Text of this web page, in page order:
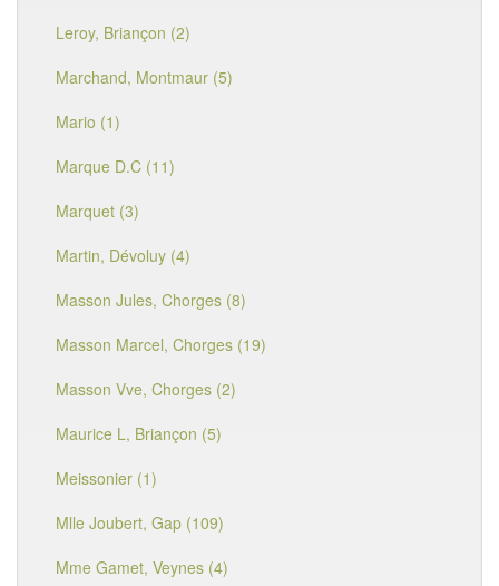
Leroy, Briançon (2)
Marchand, Montmaur (5)
Mario (1)
Marque D.C (11)
Marquet (3)
Martin, Dévoluy (4)
Masson Jules, Chorges (8)
Masson Marcel, Chorges (19)
Masson Vve, Chorges (2)
Maurice L, Briançon (5)
Meissonier (1)
Mlle Joubert, Gap (109)
Mme Gamet, Veynes (4)